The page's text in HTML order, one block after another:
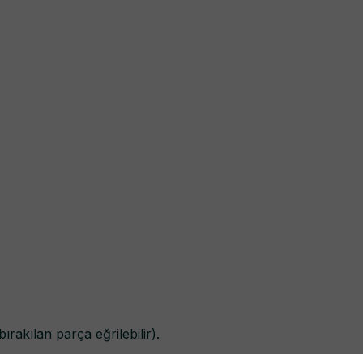
parça eğrilebilir).